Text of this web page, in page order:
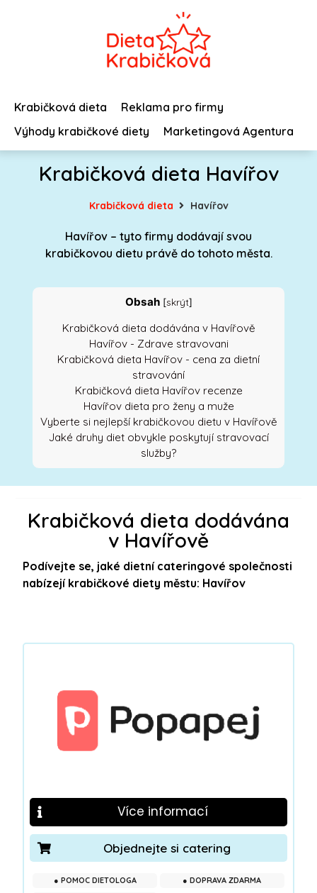
Krabičková dieta
Reklama pro firmy
Výhody krabičkové diety
Marketingová Agentura
Krabičková dieta Havířov
Krabičková dieta Havířov
Havířov – tyto firmy dodávají svou
krabičkovou dietu právě do tohoto města.
Obsah [skrýt]
Krabičková dieta dodávána v Havířově
Havířov - Zdrave stravovani
Krabičková dieta Havířov - cena za dietní
stravování
Krabičková dieta Havířov recenze
Havířov dieta pro ženy a muže
Vyberte si nejlepší krabičkovou dietu v Havířově
Jaké druhy diet obvykle poskytují stravovací
služby?
Krabičková dieta dodávána
v Havířově
Podívejte se, jaké dietní cateringové společnosti
nabízejí krabičkové diety městu: Havířov
Více informací
Objednejte si catering
● POMOC DIETOLOGA
● DOPRAVA ZDARMA